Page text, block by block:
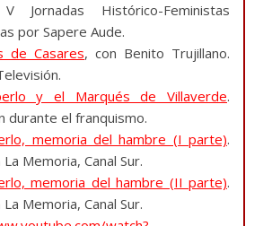
Histórico-Feministas
por Sapere Aude.
de Casares, con Benito Trujillano.
y el Marqués de Villaverde.
durante el franquismo.
memoria del hambre (I parte).
Memoria, Canal Sur.
memoria del hambre (II parte).
Memoria, Canal Sur.